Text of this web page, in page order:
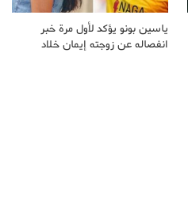
ياسين بونو يؤكد لأول مرة خبر
انفصاله عن زوجته إيمان خلاد